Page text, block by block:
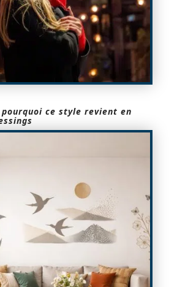
ce style revient en